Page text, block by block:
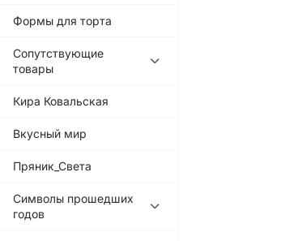
Формы для торта
Сопутствующие
товары
Кира Ковальская
Вкусный мир
Пряник_Света
Символы прошедших
годов